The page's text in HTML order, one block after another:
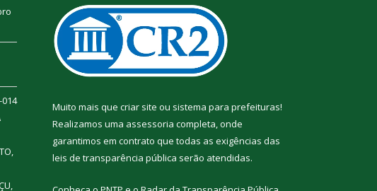
014
Muito mais que criar site ou sistema para prefeituras!
Realizamos uma assessoria completa, onde
garantimos em contrato que todas as exigências das
leis de transparência pública serão atendidas.